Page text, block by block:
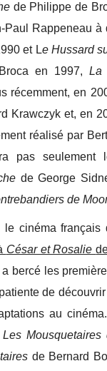
de Philippe de
Rappeneau à
et Le Hussard
en 1997, La
récemment, en
Krawczyk et, en
réalisé par
pas seulement
de George
de
cinéma français
César et Rosalie
a bercé les
de
au
Les
de Bernard